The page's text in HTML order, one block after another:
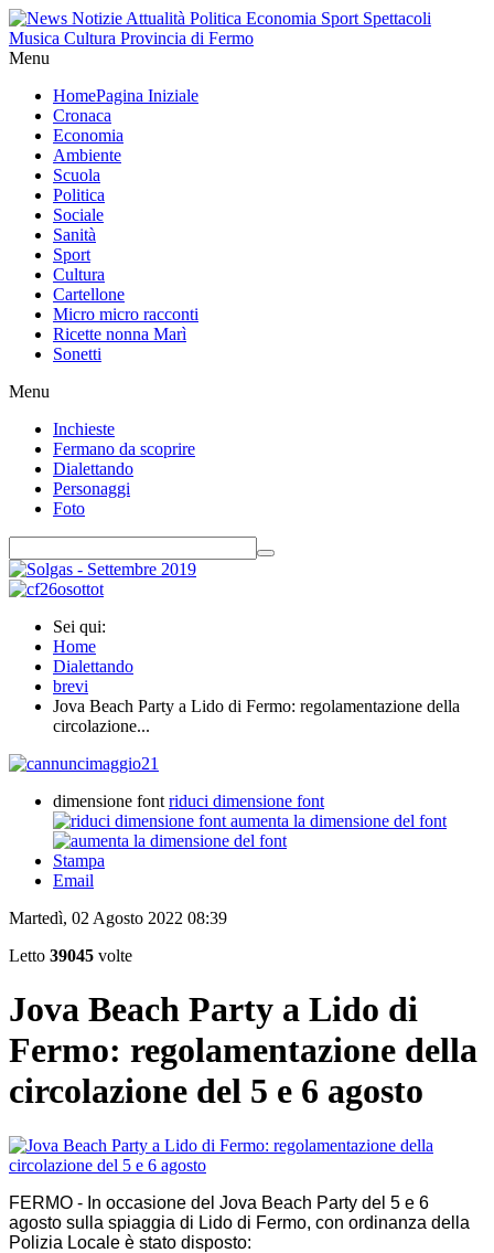
Menu
HomePagina Iniziale
Cronaca
Economia
Ambiente
Scuola
Politica
Sociale
Sanità
Sport
Cultura
Cartellone
Micro micro racconti
Ricette nonna Marì
Sonetti
Menu
Inchieste
Fermano da scoprire
Dialettando
Personaggi
Foto
Sei qui:
Home
Dialettando
brevi
Jova Beach Party a Lido di Fermo: regolamentazione della
circolazione...
dimensione font riduci dimensione font
aumenta la dimensione del font
Stampa
Email
Martedì, 02 Agosto 2022 08:39
Letto 39045 volte
Jova Beach Party a Lido di
Fermo: regolamentazione della
circolazione del 5 e 6 agosto
FERMO - In occasione del Jova Beach Party del 5 e 6
agosto sulla spiaggia di Lido di Fermo, con ordinanza della
Polizia Locale è stato disposto: